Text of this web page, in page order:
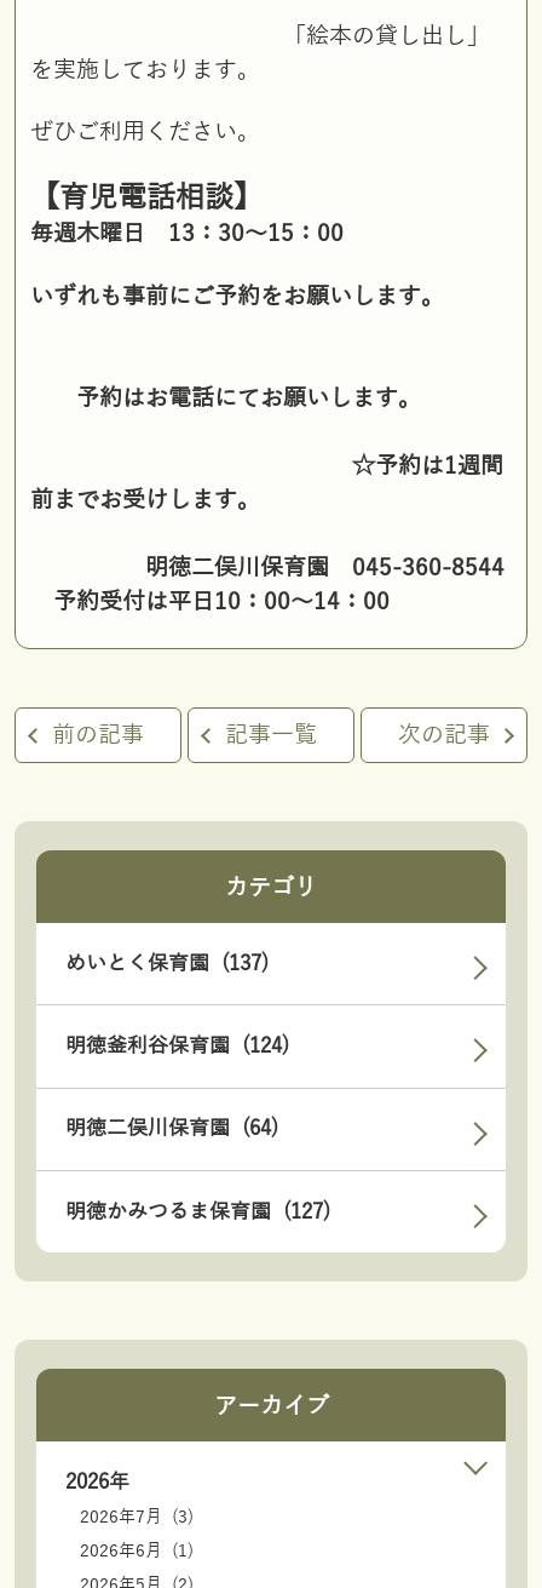
「絵本の貸し出し」
を実施しております。
ぜひご利用ください。
【育児電話相談】
毎週木曜日 13：30～15：00
いずれも事前にご予約をお願いします。
予約はお電話にてお願いします。
☆予約は1週間
前までお受けします。
明徳二俣川保育園 045-360-8544
予約受付は平日10：00～14：00
前の記事 記事一覧 次の記事
カテゴリ
めいとく保育園 (137)
明徳釜利谷保育園 (124)
明徳二俣川保育園 (64)
明徳かみつるま保育園 (127)
アーカイブ
2026年
2026年7月 (3)
2026年6月 (1)